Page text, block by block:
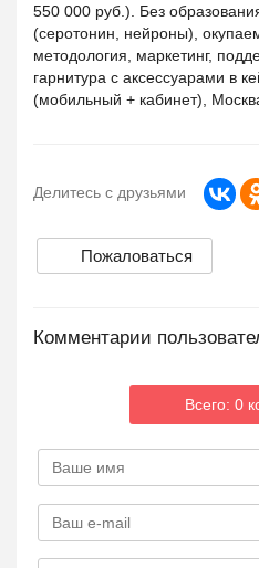
550 000 руб.). Без
(серотонин, нейроны),
методология, маркетинг,
гарнитура с аксессуарами в
(мобильный + кабинет),
Делитесь с друзьями
Пожаловаться
Комментарии
Всего: 0